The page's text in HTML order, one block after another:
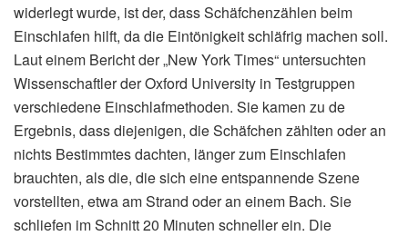
widerlegt wurde, ist der, dass Schäfchenzählen beim
Einschlafen hilft, da die Eintönigkeit schläfrig machen soll.
Laut einem Bericht der „New York Times“ untersuchten
Wissenschaftler der Oxford University in Testgruppen
verschiedene Einschlafmethoden. Sie kamen zu de
Ergebnis, dass diejenigen, die Schäfchen zählten oder an
nichts Bestimmtes dachten, länger zum Einschlafen
brauchten, als die, die sich eine entspannende Szene
vorstellten, etwa am Strand oder an einem Bach. Sie
schliefen im Schnitt 20 Minuten schneller ein. Die